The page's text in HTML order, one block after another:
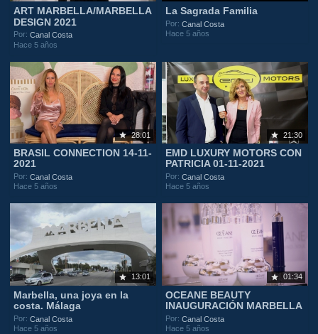
ART MARBELLA/MARBELLA
DESIGN 2021
Por:Canal Costa
Hace 5 años
La Sagrada Familia
Por:Canal Costa
Hace 5 años
28:01
BRASIL CONNECTION 14-11-
2021
Por:Canal Costa
Hace 5 años
21:30
EMD LUXURY MOTORS CON
PATRICIA 01-11-2021
Por:Canal Costa
Hace 5 años
13:01
Marbella, una joya en la
costa. Málaga
Por:Canal Costa
Hace 5 años
01:34
OCEANE BEAUTY
INAUGURACIÓN MARBELLA
Por:Canal Costa
Hace 5 años